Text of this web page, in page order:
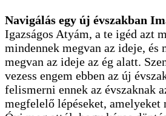
Navigálás egy új évszakban
Igazságos Atyám, a te igéd azt
mindennek megvan az ideje, és
megvan az ideje az ég alatt.
vezess engem ebben az új
felismerni ennek az évszaknak
megfelelő lépéseket, amelyeket